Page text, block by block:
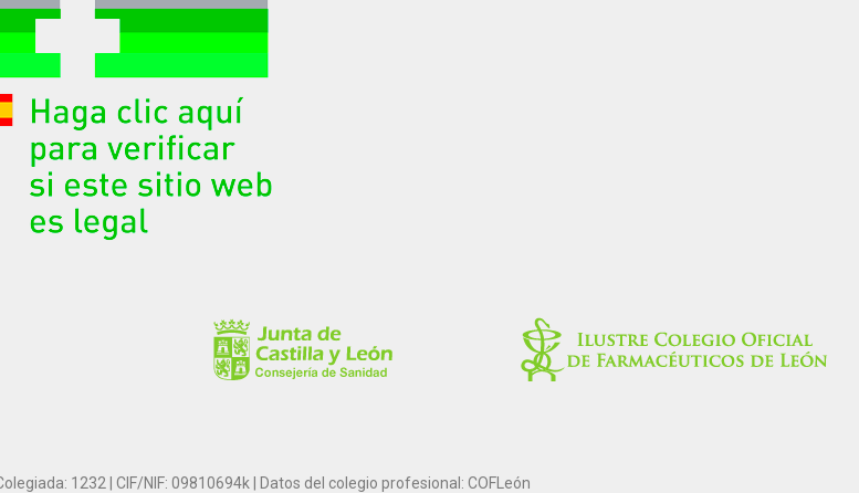
1232 | CIF/NIF: 09810694k | Datos del colegio profesional: COFLeón